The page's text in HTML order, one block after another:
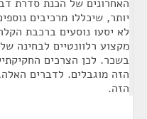
האחרונים של הכנת סדרת
יותר, שיכללו מרכיבים
לא יסעו נוסעים ברכבת
מקצוע רלוונטיים לבחינה
בשכר. לכן הצרכים
הזה מוגבלים. לדברים
הזה.